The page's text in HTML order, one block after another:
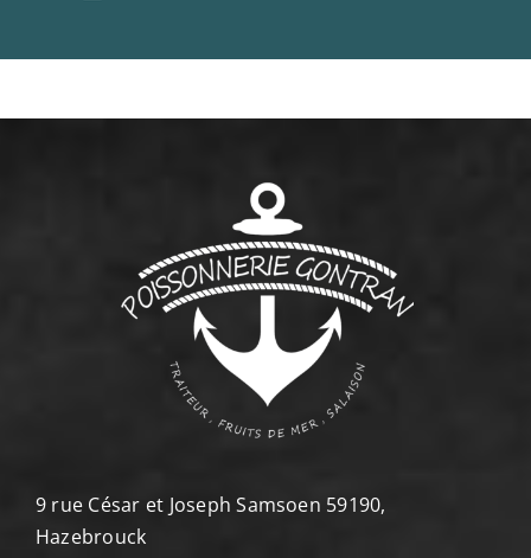
9 rue César et Joseph Samsoen 59190,
Hazebrouck